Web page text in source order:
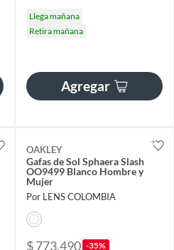
Llega mañana
Retira mañana
Agregar
OAKLEY
Gafas de Sol Sphaera Slash
OO9499 Blanco Hombre y
Mujer
Por LENS COLOMBIA
$ 773.490 -35%